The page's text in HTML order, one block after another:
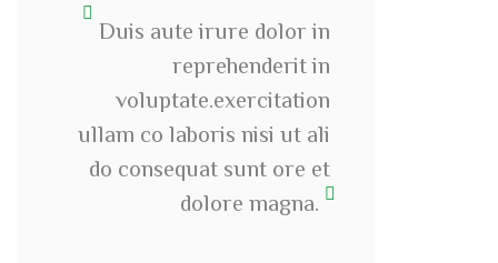
Duis aute irure dolor in
reprehenderit in
voluptate.exercitation
ullam co laboris nisi ut ali
do consequat sunt ore et
dolore magna.